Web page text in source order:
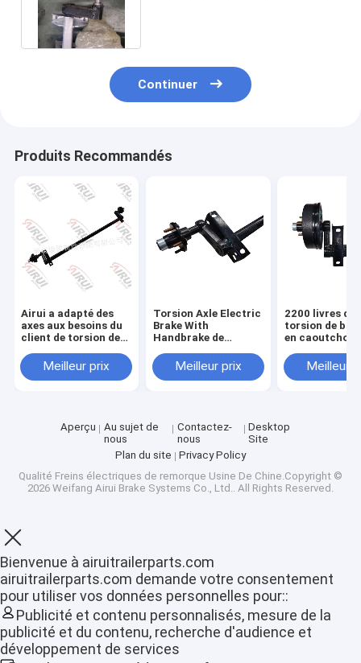
Aperçu
Produits
Continuer
Produits Recommandés
Airui a adapté des
axes aux besoins du
client de torsion de
avec des freins
Meilleur prix
Torsion Axle Electric
Brake With
Handbrake de
caravane pour les
remorques légères
Meilleur prix
2200 livres de
torsion de
en
avec l'écrou
et de roue de
Meilleur
Aperçu
Au sujet de
nous
Contactez-
nous
Desktop
Site
Plan du site
Privacy Policy
Qualité Freins électriques de remorque Usine De Chine.Copyright ©
2026 Weifang Airui Brake Systems Co., Ltd.. All Rights Reserved.
Bienvenue à airuitrailerparts.com
airuitrailerparts.com demande votre consentement
pour utiliser vos données personnelles pour::
Publicité et contenu personnalisés, mesure de la
publicité et du contenu, recherche d'audience et
développement de services